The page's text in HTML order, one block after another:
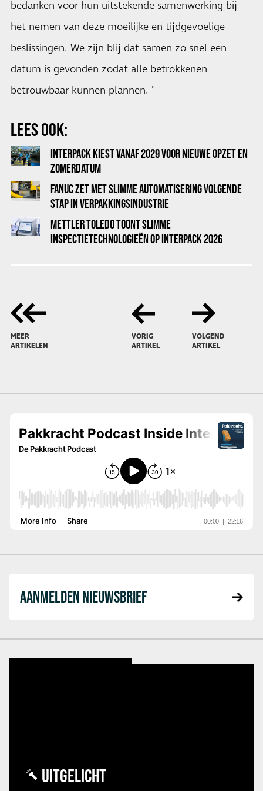
bedanken voor hun uitstekende samenwerking bij
het nemen van deze moeilijke en tijdgevoelige
beslissingen. We zijn blij dat samen zo snel een
datum is gevonden zodat alle betrokkenen
betrouwbaar kunnen plannen. "
LEES OOK:
INTERPACK KIEST VANAF 2029 VOOR NIEUWE OPZET EN
ZOMERDATUM
FANUC ZET MET SLIMME AUTOMATISERING VOLGENDE
STAP IN VERPAKKINGSINDUSTRIE
METTLER TOLEDO TOONT SLIMME
INSPECTIETECHNOLOGIEËN OP INTERPACK 2026
MEER
ARTIKELEN
VORIG
ARTIKEL
VOLGEND
ARTIKEL
AANMELDEN NIEUWSBRIEF
UITGELICHT